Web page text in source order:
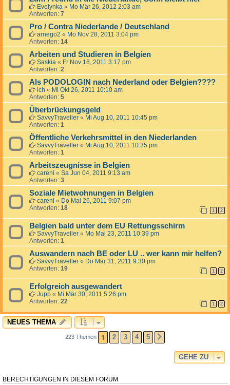
Evelynka « Mo Mär 26, 2012 2:03 am
Antworten: 7
Pro / Contra Niederlande / Deutschland
arnego2 « Mo Nov 28, 2011 3:04 pm
Antworten: 14
Arbeiten und Studieren in Belgien
Saskia « Fr Nov 18, 2011 3:17 pm
Antworten: 2
Als PODOLOGIN nach Nederland oder Belgien????
ich « Mi Okt 26, 2011 10:10 am
Antworten: 5
Überbrückungsgeld
SavvyTraveller « Mi Aug 10, 2011 10:45 pm
Antworten: 1
Öffentliche Verkehrsmittel in den Niederlanden
SavvyTraveller « Mi Aug 10, 2011 10:35 pm
Antworten: 1
Arbeitszeugnisse in Belgien
careni « Sa Jun 04, 2011 9:13 am
Antworten: 3
Soziale Mietwohnungen in Belgien
careni « Do Mai 26, 2011 9:07 pm
Antworten: 18 1 2
Belgien bald unter dem EU Rettungsschirm
SavvyTraveller « Mo Mai 23, 2011 10:39 pm
Antworten: 1
Auswandern nach BE oder LU .. wer kann mir helfen?
SavvyTraveller « Do Mär 31, 2011 9:30 pm
Antworten: 19 1 2
Erfolgreich ausgewandert
Jupp « Mi Mär 30, 2011 5:26 pm
Antworten: 22 1 2
NEUES THEMA
223 Themen 1 2 3 4 5
GEHE ZU
BERECHTIGUNGEN IN DIESEM FORUM